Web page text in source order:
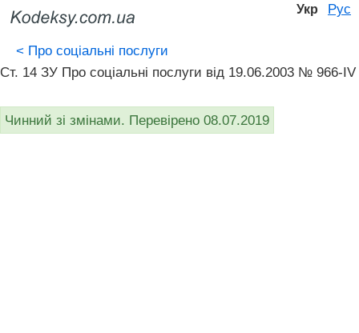
Укр Рус
< Про соціальні послуги
Ст. 14 ЗУ Про соціальні послуги від 19.06.2003 № 966-IV
Чинний зі змінами. Перевірено 08.07.2019